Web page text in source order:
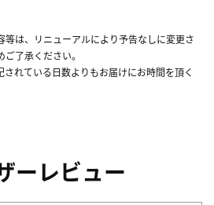
は、リニューアルにより予告なしに変更さ
了承ください。
れている日数よりもお届けにお時間を頂く
ーレビュー